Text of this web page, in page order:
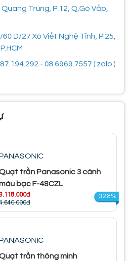
Trung, P.12, Q.Gò Vấp,
D/27 Xô Viết Nghệ Tĩnh, P.25,
- 08.6969.7557 ( zalo )
trần Panasonic 3 cánh
bạc F-48CZL
-32.8%
trần thông minh